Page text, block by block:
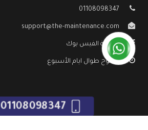
01108098347
support@the-maintenance.com
صفحة الفيس بوك
مفتوح طوال ايام الأسبوع
01108098347